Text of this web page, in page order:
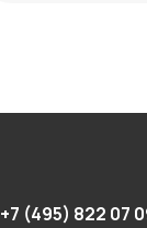
+7 (495) 822 07